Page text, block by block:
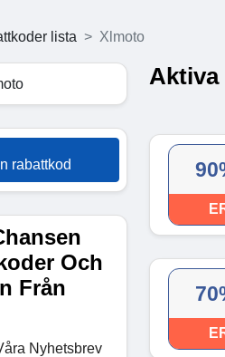
lista Xlmoto
rabattkod
Och
Från
Nyhetsbrev
Aktiva